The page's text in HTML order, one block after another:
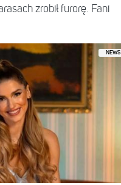
zrobił furorę. Fani
NEWS